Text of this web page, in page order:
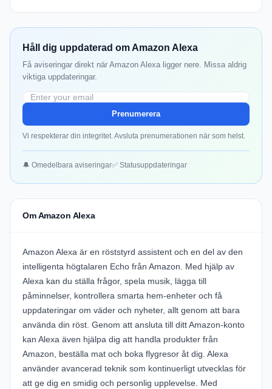
Håll dig uppdaterad om Amazon Alexa
Få aviseringar direkt när Amazon Alexa ligger nere. Missa aldrig
viktiga uppdateringar.
Prenumerera
Vi respekterar din integritet. Avsluta prenumerationen när som helst.
🔔 Omedelbara aviseringar✅ Statusuppdateringar
Om Amazon Alexa
Amazon Alexa är en röststyrd assistent och en del av den
intelligenta högtalaren Echo från Amazon. Med hjälp av
Alexa kan du ställa frågor, spela musik, lägga till
påminnelser, kontrollera smarta hem-enheter och få
uppdateringar om väder och nyheter, allt genom att bara
använda din röst. Genom att ansluta till ditt Amazon-konto
kan Alexa även hjälpa dig att handla produkter från
Amazon, beställa mat och boka flygresor åt dig. Alexa
använder avancerad teknik som kontinuerligt utvecklas för
att ge dig en smidig och personlig upplevelse. Med